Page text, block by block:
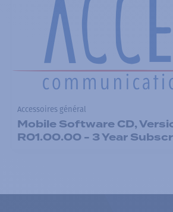
Accessoires général
Mobile Software CD,
R01.00.00 - 3 Year